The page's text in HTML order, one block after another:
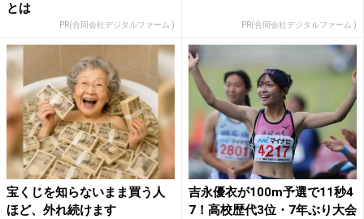
とは
PR(合同会社デジタルファーム ) PR(合同会社デジタルファーム )
宝くじを知らないまま買う人
ほど、外れ続けます
吉永優衣が100m予選で11秒4
7！高校歴代3位・7年ぶり大会